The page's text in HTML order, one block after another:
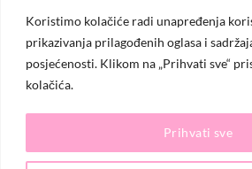
Koristimo kolačiće radi unapređenja
prikazivanja prilagođenih oglasa i
posjećenosti. Klikom na „Prihvati sve“
kolačića.
Prihvati sve
Moj nalog
Moje narudžbe
© 2026KO.MODA. Sva